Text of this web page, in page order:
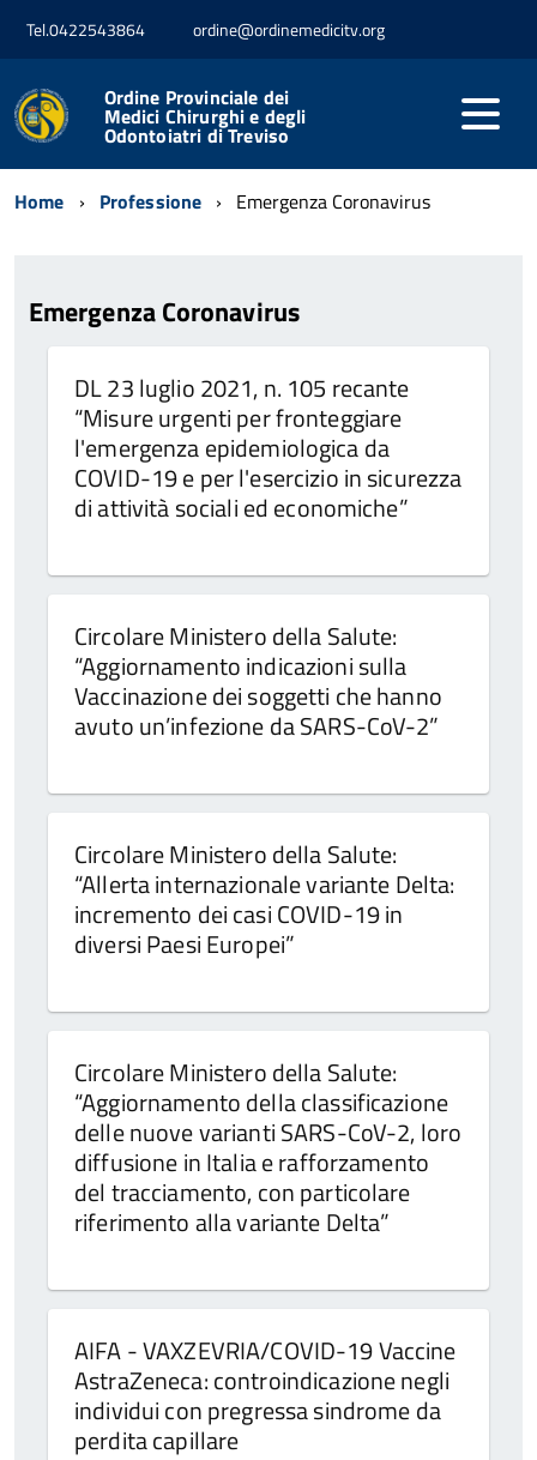
Tel.0422543864 ordine@ordinemedicitv.org
Ordine Provinciale dei
Medici Chirurghi e degli
Odontoiatri di Treviso
Home Professione Emergenza Coronavirus
Emergenza Coronavirus
DL 23 luglio 2021, n. 105 recante
“Misure urgenti per fronteggiare
l'emergenza epidemiologica da
COVID-19 e per l'esercizio in sicurezza
di attività sociali ed economiche”
Circolare Ministero della Salute:
“Aggiornamento indicazioni sulla
Vaccinazione dei soggetti che hanno
avuto un’infezione da SARS-CoV-2”
Circolare Ministero della Salute:
“Allerta internazionale variante Delta:
incremento dei casi COVID-19 in
diversi Paesi Europei”
Circolare Ministero della Salute:
“Aggiornamento della classificazione
delle nuove varianti SARS-CoV-2, loro
diffusione in Italia e rafforzamento
del tracciamento, con particolare
riferimento alla variante Delta”
AIFA - VAXZEVRIA/COVID-19 Vaccine
AstraZeneca: controindicazione negli
individui con pregressa sindrome da
perdita capillare